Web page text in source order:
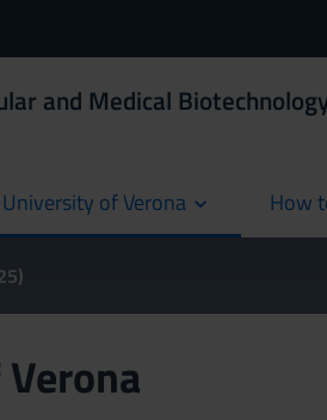
and Medical
of Verona How